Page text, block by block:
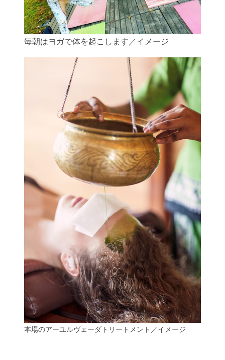
毎朝はヨガで体を起こします／イメージ
本場のアーユルヴェーダトリートメント／イメージ